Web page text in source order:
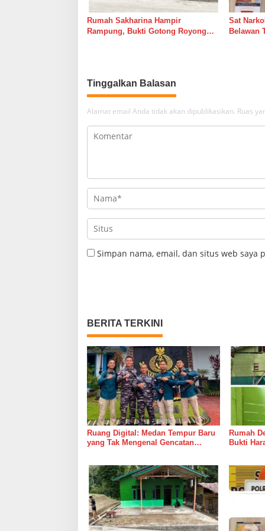
Rumah Sakharina Hampir
Rampung, Bukti Gotong Royong
Sat
Belawan
Tinggalkan Balasan
Alamat email Anda tidak akan dipublikasikan. Ruas
Simpan nama, email, dan situs web
BERITA TERKINI
Ruang Digital: Medan Tempur Baru
yang Tak Mengenal Gencatan
Rumah
Bukti